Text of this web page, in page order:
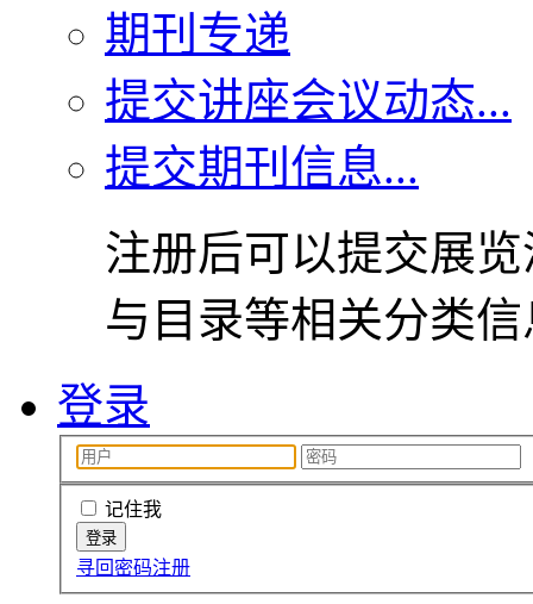
期刊专递
提交讲座会议动态...
提交期刊信息...
注册后可以提交展
与目录等相关分类
登录
记住我
寻回密码注册